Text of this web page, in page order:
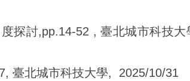
探討,pp.14-52 , 臺北城市科技大
臺北城市科技大學, 2025/10/31